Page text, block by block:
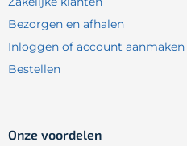
Bezorgen en afhalen
Inloggen of account aanmaken
Bestellen
Onze voordelen